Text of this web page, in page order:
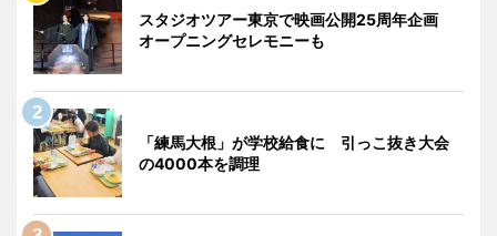
スタジオツアー東京で映画公開25周年企画
オープニングセレモニーも
「練馬大根」が学校給食に 引っこ抜き大会
の4000本を調理